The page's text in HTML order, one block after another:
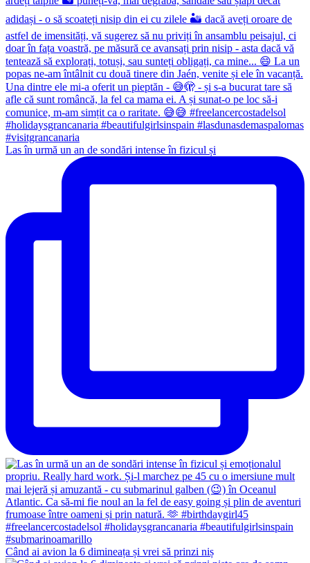
Las în urmă un an de sondări intense în fizicul și
Când ai avion la 6 dimineața și vrei să prinzi niș